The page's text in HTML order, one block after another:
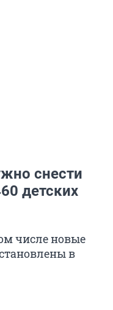
снести
детских
числе новые
в